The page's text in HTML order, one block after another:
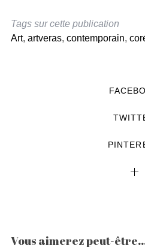
Tags sur cette publication
Art, artveras, contemporain,
Vous aimerez peut-